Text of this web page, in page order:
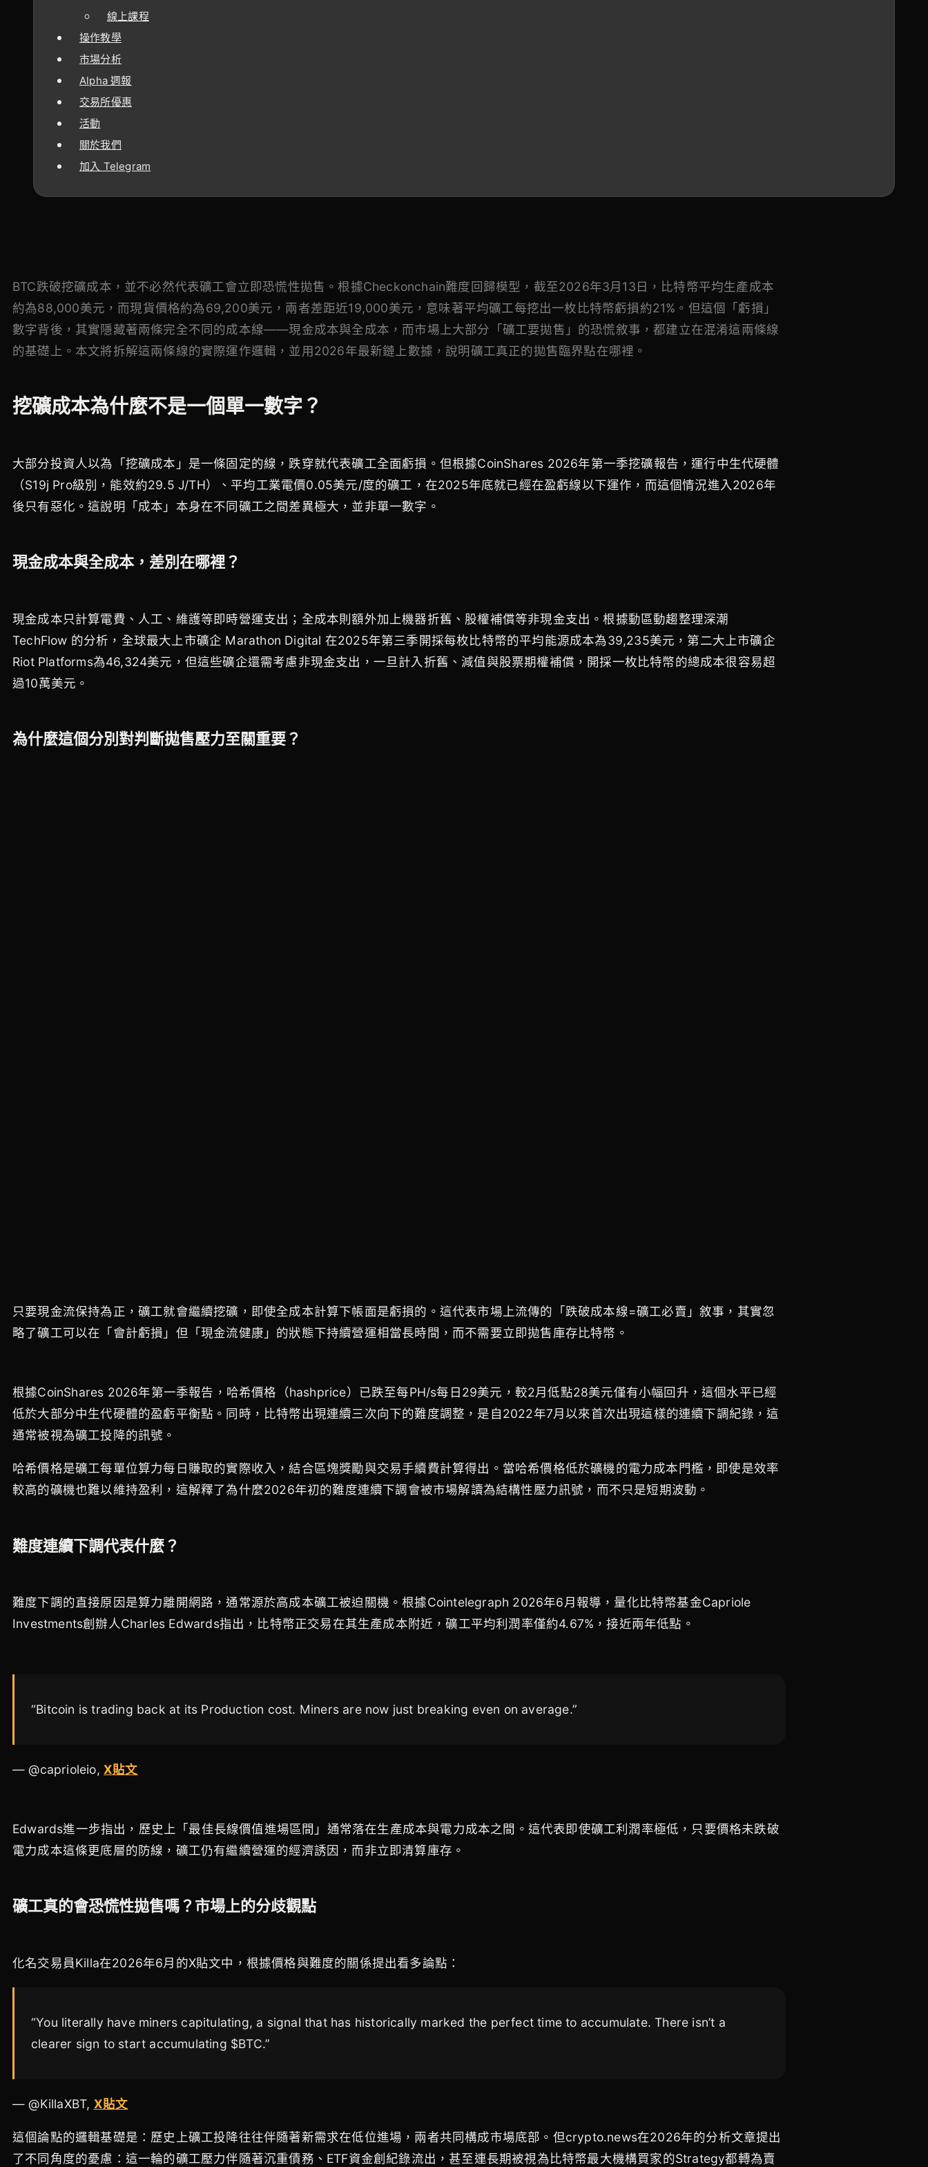
線上課程
操作教學
市場分析
Alpha 週報
交易所優惠
活動
關於我們
加入 Telegram
BTC跌破挖礦成本，並不必然代表礦工會立即恐慌性拋售。根據Checkonchain難度回歸模型，截至2026年3月13日，比特幣平均生產成本
約為88,000美元，而現貨價格約為69,200美元，兩者差距近19,000美元，意味著平均礦工每挖出一枚比特幣虧損約21%。但這個「虧損」
數字背後，其實隱藏著兩條完全不同的成本線——現金成本與全成本，而市場上大部分「礦工要拋售」的恐慌敘事，都建立在混淆這兩條線
的基礎上。本文將拆解這兩條線的實際運作邏輯，並用2026年最新鏈上數據，說明礦工真正的拋售臨界點在哪裡。
挖礦成本為什麼不是一個單一數字？
大部分投資人以為「挖礦成本」是一條固定的線，跌穿就代表礦工全面虧損。但根據CoinShares 2026年第一季挖礦報告，運行中生代硬體
（S19j Pro級別，能效約29.5 J/TH）、平均工業電價0.05美元/度的礦工，在2025年底就已經在盈虧線以下運作，而這個情況進入2026年
後只有惡化。這說明「成本」本身在不同礦工之間差異極大，並非單一數字。
現金成本與全成本，差別在哪裡？
現金成本只計算電費、人工、維護等即時營運支出；全成本則額外加上機器折舊、股權補償等非現金支出。根據動區動趨整理深潮
TechFlow 的分析，全球最大上市礦企 Marathon Digital 在2025年第三季開採每枚比特幣的平均能源成本為39,235美元，第二大上市礦企
Riot Platforms為46,324美元，但這些礦企還需考慮非現金支出，一旦計入折舊、減值與股票期權補償，開採一枚比特幣的總成本很容易超
過10萬美元。
為什麼這個分別對判斷拋售壓力至關重要？
只要現金流保持為正，礦工就會繼續挖礦，即使全成本計算下帳面是虧損的。這代表市場上流傳的「跌破成本線=礦工必賣」敘事，其實忽
略了礦工可以在「會計虧損」但「現金流健康」的狀態下持續營運相當長時間，而不需要立即拋售庫存比特幣。
根據CoinShares 2026年第一季報告，哈希價格（hashprice）已跌至每PH/s每日29美元，較2月低點28美元僅有小幅回升，這個水平已經
低於大部分中生代硬體的盈虧平衡點。同時，比特幣出現連續三次向下的難度調整，是自2022年7月以來首次出現這樣的連續下調紀錄，這
通常被視為礦工投降的訊號。
哈希價格是礦工每單位算力每日賺取的實際收入，結合區塊獎勵與交易手續費計算得出。當哈希價格低於礦機的電力成本門檻，即使是效率
較高的礦機也難以維持盈利，這解釋了為什麼2026年初的難度連續下調會被市場解讀為結構性壓力訊號，而不只是短期波動。
難度連續下調代表什麼？
難度下調的直接原因是算力離開網路，通常源於高成本礦工被迫關機。根據Cointelegraph 2026年6月報導，量化比特幣基金Capriole
Investments創辦人Charles Edwards指出，比特幣正交易在其生產成本附近，礦工平均利潤率僅約4.67%，接近兩年低點。
“Bitcoin is trading back at its Production cost. Miners are now just breaking even on average.”
— @caprioleio, X貼文
Edwards進一步指出，歷史上「最佳長線價值進場區間」通常落在生產成本與電力成本之間。這代表即使礦工利潤率極低，只要價格未跌破
電力成本這條更底層的防線，礦工仍有繼續營運的經濟誘因，而非立即清算庫存。
礦工真的會恐慌性拋售嗎？市場上的分歧觀點
化名交易員Killa在2026年6月的X貼文中，根據價格與難度的關係提出看多論點：
“You literally have miners capitulating, a signal that has historically marked the perfect time to accumulate. There isn’t a
clearer sign to start accumulating $BTC.”
— @KillaXBT, X貼文
這個論點的邏輯基礎是：歷史上礦工投降往往伴隨著新需求在低位進場，兩者共同構成市場底部。但crypto.news在2026年的分析文章提出
了不同角度的憂慮：這一輪的礦工壓力伴隨著沉重債務、ETF資金創紀錄流出，甚至連長期被視為比特幣最大機構買家的Strategy都轉為賣